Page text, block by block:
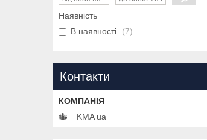
Наявність
В наявності
7
Контакти
KMA ua